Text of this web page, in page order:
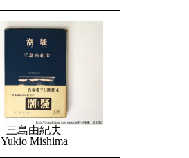
三島由紀夫
Yukio Mishima